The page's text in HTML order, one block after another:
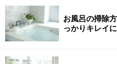
ご説明したいと思います。
1:「セスキ炭酸ソー
お風呂の掃除
っかりキレイに